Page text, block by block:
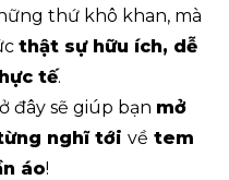
thứ khô khan, mà
thật sự hữu ích, dễ
tế.
đây sẽ giúp bạn mở
nghĩ tới về tem
áo!